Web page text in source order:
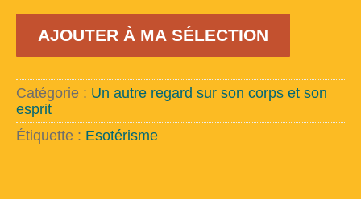
Arrêtez
vous
faire
du
souci
pour
AJOUTER À MA SÉLECTION
Catégorie : Un autre regard sur son corps et son
esprit
Étiquette : Esotérisme